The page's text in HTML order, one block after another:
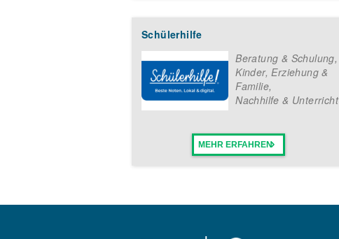
Schülerhilfe
Beratung & Schulung,
Kinder, Erziehung &
Familie,
Nachhilfe & Unterricht
MEHR ERFAHREN